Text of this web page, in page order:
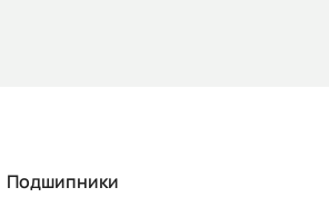
Подшипники